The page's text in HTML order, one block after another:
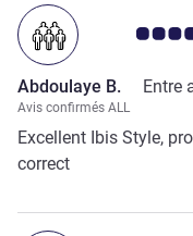
Note Avis
Abdoulaye B. Entre
Avis confirmés ALL
Excellent Ibis Style,
correct